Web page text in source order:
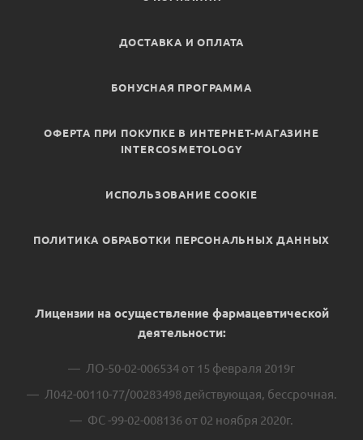
ДОСТАВКА И ОПЛАТА
БОНУСНАЯ ПРОГРАММА
ОФЕРТА ПРИ ПОКУПКЕ В ИНТЕРНЕТ-МАГАЗИНЕ
INTERCOSMETOLOGY
ИСПОЛЬЗОВАНИЕ COOKIE
ПОЛИТИКА ОБРАБОТКИ ПЕРСОНАЛЬНЫХ ДАННЫХ
Лицензии на осуществление фармацевтической
деятельности:
ЛО-50-02-006534 от 15 февраля 2019г
Л042-00110-77/00283498 действующая, бессрочная.
ФС -99-02-008136 от 02 ноября 2020г.